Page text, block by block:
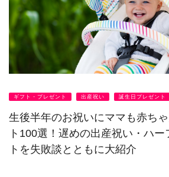
ギフト・プレゼント 出産祝い 誕生日プレゼント
生後半年のお祝いにママも赤ち
ト100選！遅めの出産祝い・ハ
トを失敗談とともに大紹介